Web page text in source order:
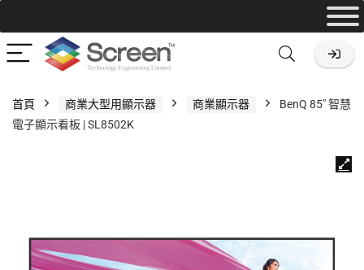
首頁 商業大型用顯示器 商業顯示器
BenQ 85″ 智慧
電子顯示看板 | SL8502K